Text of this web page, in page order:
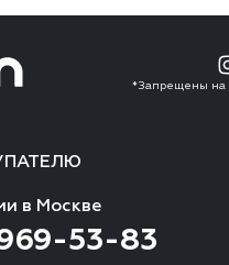
*Запрещены на
в Москве
53-83